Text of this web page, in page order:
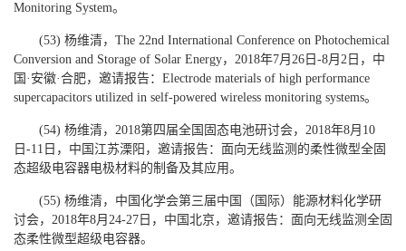
Monitoring System。
(53) 杨维清，The 22nd International Conference on Photochemical
Conversion and Storage of Solar Energy，2018年7月26日-8月2日，中
国·安徽·合肥，邀请报告：Electrode materials of high performance
supercapacitors utilized in self-powered wireless monitoring systems。
(54) 杨维清，2018第四届全国固态电池研讨会，2018年8月10
日-11日，中国江苏溧阳，邀请报告：面向无线监测的柔性微型全固
态超级电容器电极材料的制备及其应用。
(55) 杨维清，中国化学会第三届中国（国际）能源材料化学研
讨会，2018年8月24-27日，中国北京，邀请报告：面向无线监测全固
态柔性微型超级电容器。